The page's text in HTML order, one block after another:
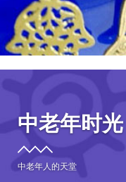
中老年时光
中老年人的天堂